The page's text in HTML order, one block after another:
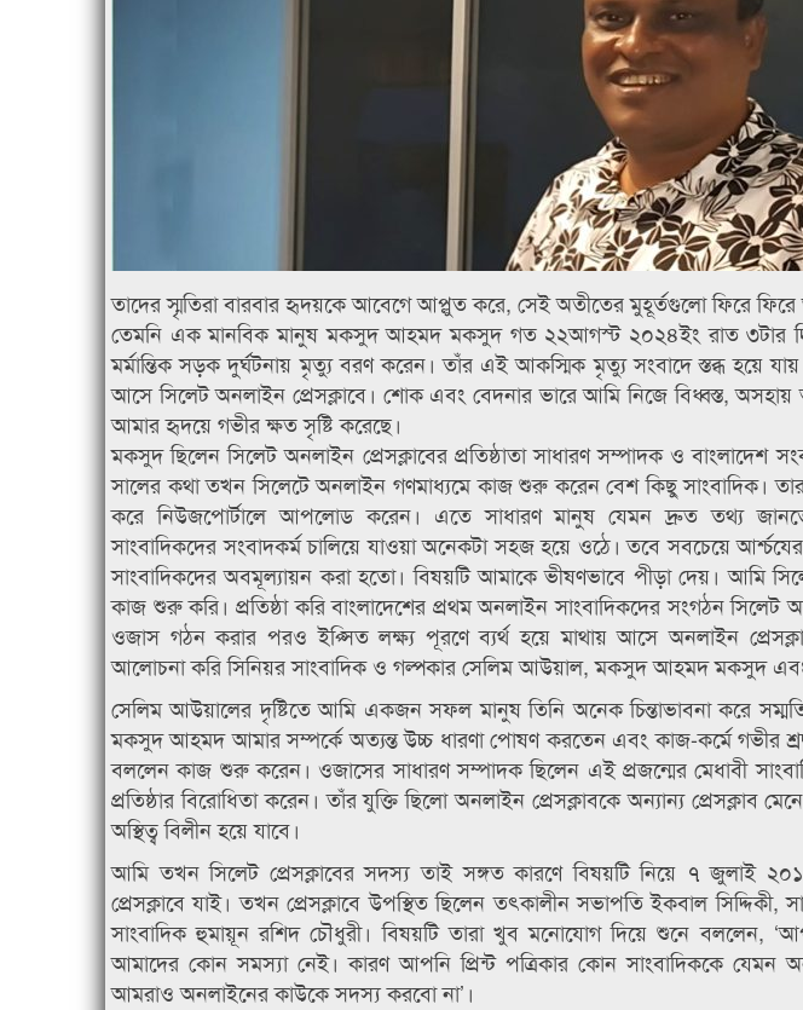
তাদের স্মৃতিরা বারবার হৃদয়কে আবেগে আপ্লুত করে, সেই অতীতের মুহূর্তগুলো ফিরে
তেমনি এক মানবিক মানুষ মকসুদ আহমদ মকসুদ গত ২২আগস্ট ২০২৪ইং রাত ৩টার
মর্মান্তিক সড়ক দুর্ঘটনায় মৃত্যু বরণ করেন। তাঁর এই আকস্মিক মৃত্যু সংবাদে স্তব্ধ হয়ে
আসে সিলেট অনলাইন প্রেসক্লাবে। শোক এবং বেদনার ভারে আমি নিজে বিধ্বস্ত,
আমার হৃদয়ে গভীর ক্ষত সৃষ্টি করেছে।
মকসুদ ছিলেন সিলেট অনলাইন প্রেসক্লাবের প্রতিষ্ঠাতা সাধারণ সম্পাদক ও বাংলাদেশ
সালের কথা তখন সিলেটে অনলাইন গণমাধ্যমে কাজ শুরু করেন বেশ কিছু সাংবাদিক।
করে নিউজপোর্টালে আপলোড করেন। এতে সাধারণ মানুষ যেমন দ্রুত তথ্য জানতে
সাংবাদিকদের সংবাদকর্ম চালিয়ে যাওয়া অনেকটা সহজ হয়ে ওঠে। তবে সবচেয়ে
সাংবাদিকদের অবমূল্যায়ন করা হতো। বিষয়টি আমাকে ভীষণভাবে পীড়া দেয়। আমি
কাজ শুরু করি। প্রতিষ্ঠা করি বাংলাদেশের প্রথম অনলাইন সাংবাদিকদের সংগঠন সিলেট
ওজাস গঠন করার পরও ইপ্সিত লক্ষ্য পূরণে ব্যর্থ হয়ে মাথায় আসে অনলাইন
আলোচনা করি সিনিয়র সাংবাদিক ও গল্পকার সেলিম আউয়াল, মকসুদ আহমদ মকসুদ এবং
সেলিম আউয়ালের দৃষ্টিতে আমি একজন সফল মানুষ তিনি অনেক চিন্তাভাবনা করে
মকসুদ আহমদ আমার সম্পর্কে অত্যন্ত উচ্চ ধারণা পোষণ করতেন এবং কাজ-কর্মে গভীর
বললেন কাজ শুরু করেন। ওজাসের সাধারণ সম্পাদক ছিলেন এই প্রজন্মের মেধাবী
প্রতিষ্ঠার বিরোধিতা করেন। তাঁর যুক্তি ছিলো অনলাইন প্রেসক্লাবকে অন্যান্য প্রেসক্লাব
অস্থিত্ব বিলীন হয়ে যাবে।
আমি তখন সিলেট প্রেসক্লাবের সদস্য তাই সঙ্গত কারণে বিষয়টি নিয়ে ৭ জুলাই
প্রেসক্লাবে যাই। তখন প্রেসক্লাবে উপস্থিত ছিলেন তৎকালীন সভাপতি ইকবাল
সাংবাদিক হুমায়ূন রশিদ চৌধুরী। বিষয়টি তারা খুব মনোযোগ দিয়ে শুনে বললেন,
আমাদের কোন সমস্যা নেই। কারণ আপনি প্রিন্ট পত্রিকার কোন সাংবাদিককে যেমন
আমরাও অনলাইনের কাউকে সদস্য করবো না’।